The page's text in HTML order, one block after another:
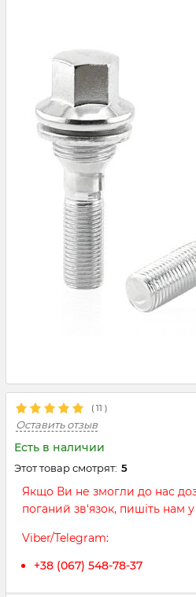
( 11 )
Оставить отзыв
Есть в наличии
Этот товар смотрят: 5
Якщо Ви не змогли до нас
поганий зв‘язок, пишіть нам
Viber/Telegram:
+38 (067) 548-78-37